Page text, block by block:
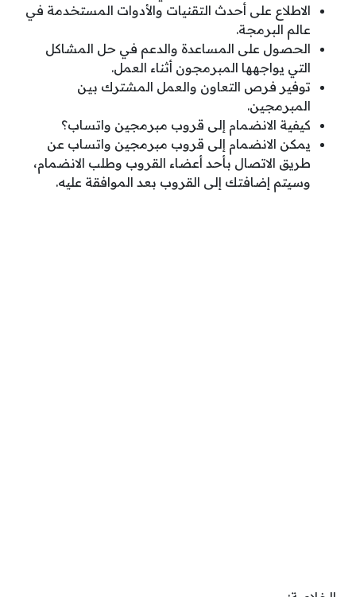
الاطلاع على أحدث التقنيات والأدوات المستخدمة في
عالم البرمجة.
الحصول على المساعدة والدعم في حل المشاكل
التي يواجهها المبرمجون أثناء العمل.
توفير فرص التعاون والعمل المشترك بين
المبرمجين.
كيفية الانضمام إلى قروب مبرمجين واتساب؟
يمكن الانضمام إلى قروب مبرمجين واتساب عن
طريق الاتصال بأحد أعضاء القروب وطلب الانضمام،
وسيتم إضافتك إلى القروب بعد الموافقة عليه.